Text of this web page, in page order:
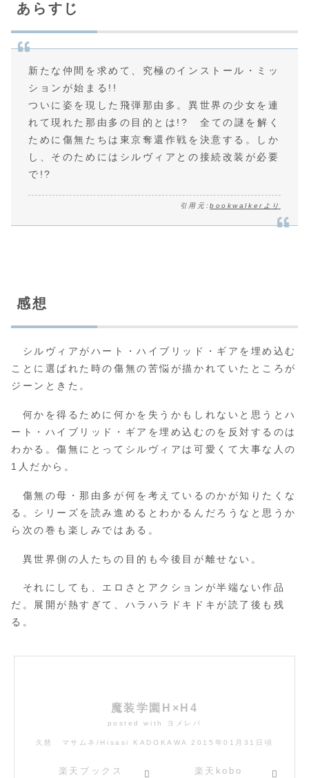
あらすじ
新たな仲間を求めて、究極のインストール・ミッ
ションが始まる!!
ついに姿を現した飛弾那由多。異世界の少女を連
れて現れた那由多の目的とは!? 全ての謎を解く
ために傷無たちは東京奪還作戦を決意する。しか
し、そのためにはシルヴィアとの接続改装が必要
で!?
引用元:bookwalkerより
感想
シルヴィアがハート・ハイブリッド・ギアを埋め込む
ことに選ばれた時の傷無の苦悩が描かれていたところが
ジーンときた。
何かを得るために何かを失うかもしれないと思うとハ
ート・ハイブリッド・ギアを埋め込むのを反対するのは
わかる。傷無にとってシルヴィアは可愛くて大事な人の
1人だから。
傷無の母・那由多が何を考えているのかが知りたくな
る。シリーズを読み進めるとわかるんだろうなと思うか
ら次の巻も楽しみではある。
異世界側の人たちの目的も今後目が離せない。
それにしても、エロさとアクションが半端ない作品
だ。展開が熱すぎて、ハラハラドキドキが読了後も残
る。
魔装学園H×H4
posted with ヨメレバ
久慈 マサムネ/Hisasi KADOKAWA 2015年01月31日頃
楽天ブックス 楽天kobo